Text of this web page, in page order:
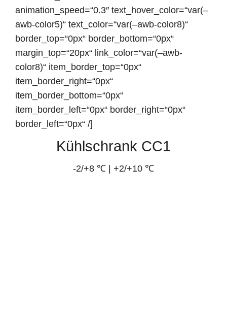
animation_speed=“0.3″ text_hover_color=“var(–
awb-color5)“ text_color=“var(–awb-color8)“
border_top=“0px“ border_bottom=“0px“
margin_top=“20px“ link_color=“var(–awb-
color8)“ item_border_top=“0px“
item_border_right=“0px“
item_border_bottom=“0px“
item_border_left=“0px“ border_right=“0px“
border_left=“0px“ /]
Kühlschrank CC1
-2/+8 ℃ | +2/+10 ℃